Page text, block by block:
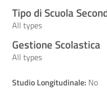
Tipo di Scuola
All types
Gestione Scolastica
All types
Studio Longitudinale: No